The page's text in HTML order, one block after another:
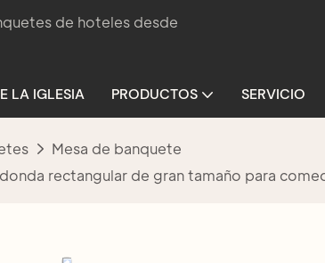
de hoteles desde
LA IGLESIA PRODUCTOS SERVICIO
Mesa de banquete
rectangular de gran tamaño para